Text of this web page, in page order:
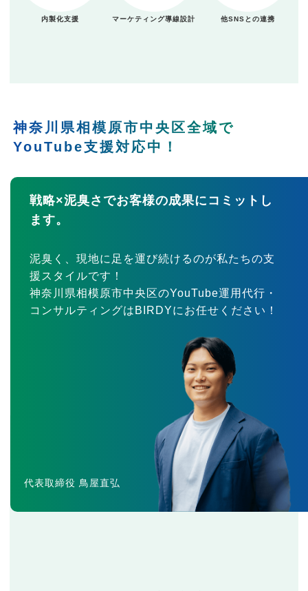
内製化支援 マーケティング導線設計 他SNSとの連携
神奈川県相模原市中央区全域で
YouTube支援対応中！
戦略×泥臭さでお客様の成果にコミットし
ます。
泥臭く、現地に足を運び続けるのが私たちの支
援スタイルです！
神奈川県相模原市中央区のYouTube運用代行・
コンサルティングはBIRDYにお任せください！
代表取締役 鳥屋直弘